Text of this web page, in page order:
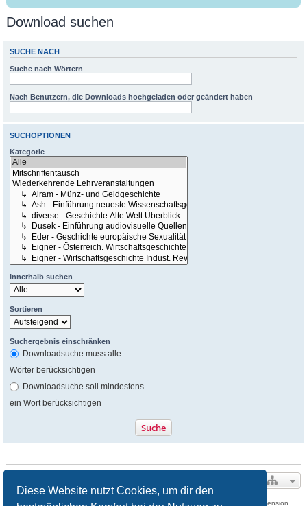
Diese Website nutzt Cookies, um dir den
Download suchen
SUCHE NACH
Suche nach Wörtern
Nach Benutzern, die Downloads hochgeladen oder geändert haben
SUCHOPTIONEN
Kategorie
Innerhalb suchen
Sortieren
Suchergebnis einschränken
Downloadsuche muss alle
Wörter berücksichtigen
Downloadsuche soll mindestens
ein Wort berücksichtigen
Download Extension © by Hotschi, Demolition Fabi, OXPUS • Download Extension